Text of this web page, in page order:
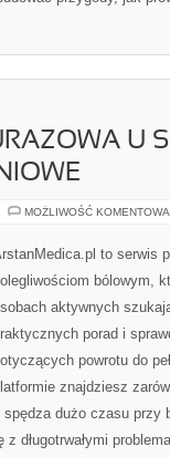
U
MOŻLIWOŚĆ
to serwis
bólowym,
aktywnych
porad i
powrotu do
znajdziesz
dużo czasu przy
długotrwałymi